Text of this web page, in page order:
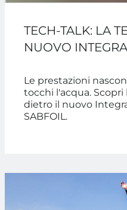
TECH-TALK: LA
NUOVO
Le prestazioni
tocchi l'acqua.
dietro il nuovo
SABFOIL.